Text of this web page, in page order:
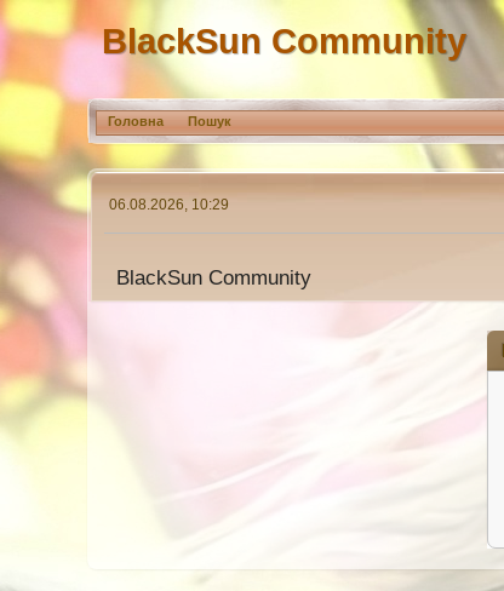
BlackSun Community
Головна Пошук
06.08.2026, 10:29
BlackSun Community